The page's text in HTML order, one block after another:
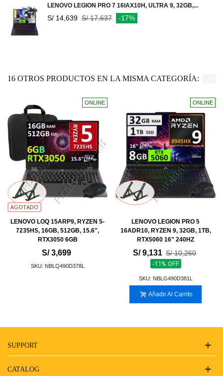
LENOVO LEGION PRO 7 16IAX10H, ULTRA 9, 32GB,...
S/ 14,639 S/ 17,637 -17%
16 OTROS PRODUCTOS EN LA MISMA CATEGORÍA:
ONLINE
AGOTADO
LENOVO LOQ 15ARP9, RYZEN 5-
7235HS, 16GB, 512GB, 15.6",
RTX3050 6GB
S/ 3,699
SKU: NBLQ490D378L
ONLINE
LENOVO LEGION PRO 5
16ADR10, RYZEN 9, 32GB, 1TB,
RTX5060 16" 240HZ
S/ 9,131 S/ 10,260
-11% OFF
SKU: NBLG490D381L
Añadir Al Carrito
SUPPORT
CATALOG